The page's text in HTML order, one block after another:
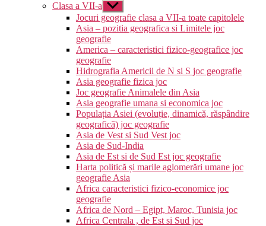
Clasa a VII-a Arată
submeniul
Jocuri geografie clasa a VII-a toate capitolele
Asia – pozitia geografica si Limitele joc
geografie
America – caracteristici fizico-geografice joc
geografie
Hidrografia Americii de N si S joc geografie
Asia geografie fizica joc
Joc geografie Animalele din Asia
Asia geografie umana si economica joc
Populația Asiei (evoluție, dinamică, răspândire
geografică) joc geografie
Asia de Vest si Sud Vest joc
Asia de Sud-India
Asia de Est si de Sud Est joc geografie
Harta politică și marile aglomerări umane joc
geografie Asia
Africa caracteristici fizico-economice joc
geografie
Africa de Nord – Egipt, Maroc, Tunisia joc
Africa Centrala , de Est si Sud joc